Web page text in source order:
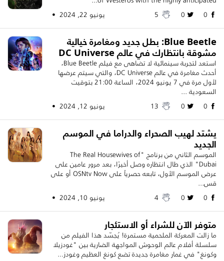
يونيو 22, 2024 •
Blue Beetle: بطل جديد ومغامرة خيالية
مشوقة بانتظارك في عالم DC Universe
استعد لتجربة سينمائية لا تضاهى مع فيلم Blue Beetle،
أحدث مغامرة في عالم DC Universe، والتي سيتم عرضها
لأول مرة في 7 يونيو 2024، الساعة 21:00 بتوقيت
السعودية ...
يونيو 12, 2024 •
يشتد لهيب الصحراء والدراما في الموسم
الجديد
الموسم الثاني من برنامج "The Real Housewives of
Dubai" الذي طال انتظاره وصل أخيرًا، بعد مرور عامين على
عرض الموسم الأول، تابعه حصرياً على OSNtv Now أو على
قس...
يونيو 10, 2024 •
متوفر الآن للشراء أو الاستئجار
ما زالت المعركة الملحمية مستمرة! يُجسّد هذا الفيلم من
سلسلة أفلام عالم الوحوش المواجهة الضارية بين "غودزيلا
وكونغ" في غمار مغامرة جديدة تضع كونغ العظيم وغودز...